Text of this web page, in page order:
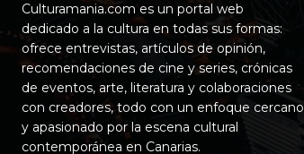
Culturamania.com es un portal web
dedicado a la cultura en todas sus formas:
ofrece entrevistas, artículos de opinión,
recomendaciones de cine y series, crónicas
de eventos, arte, literatura y colaboraciones
con creadores, todo con un enfoque cercano
y apasionado por la escena cultural
contemporánea en Canarias.